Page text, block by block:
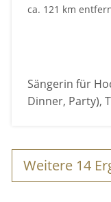
ca. 121 km
Sängerin für
Dinner, Party),
Weitere 14